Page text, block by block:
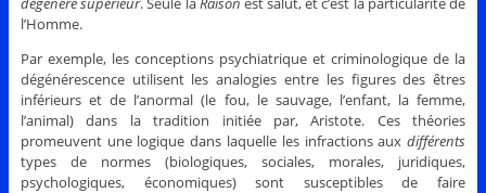
l’Homme.
Par exemple, les conceptions psychiatrique et criminologique de la
dégénérescence utilisent les analogies entre les figures des êtres
inférieurs et de l’anormal (le fou, le sauvage, l’enfant, la femme,
l’animal) dans la tradition initiée par, Aristote. Ces théories
promeuvent une logique dans laquelle les infractions auxdifférents
types de normes (biologiques, sociales, morales, juridiques,
psychologiques, économiques) sont susceptibles de faire